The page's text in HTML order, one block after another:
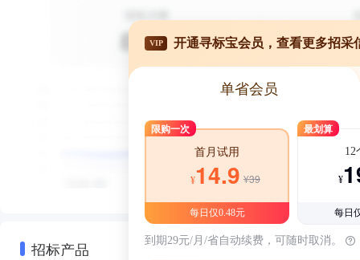
招标产品
VIP 开通寻标宝会员，查看更多招采
单省会员
限购一次
首月试用
¥14.9 ¥39
每日仅0.48元
最划算
12
¥
每日
到期29元/月/省自动续费，可随时取消。